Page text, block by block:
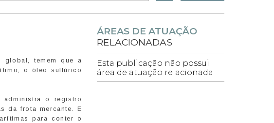
global, temem que a
o óleo sulfúrico
administra o registro
da frota mercante. E
para conter o
ÁREAS DE ATUAÇÃO
RELACIONADAS
Esta publicação não possui
área de atuação relacionada